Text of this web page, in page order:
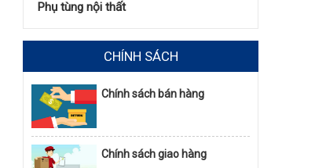
Phụ tùng nội thất
CHÍNH SÁCH
Chính sách bán hàng
Chính sách giao hàng